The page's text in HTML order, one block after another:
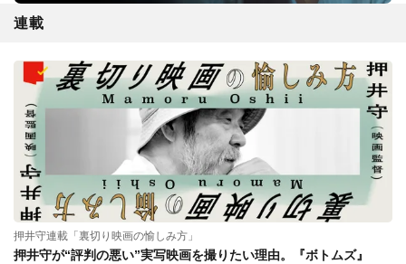
連載
押井守連載「裏切り映画の愉しみ方」
押井守が“評判の悪い”実写映画を撮りたい理由。『ボトムズ』